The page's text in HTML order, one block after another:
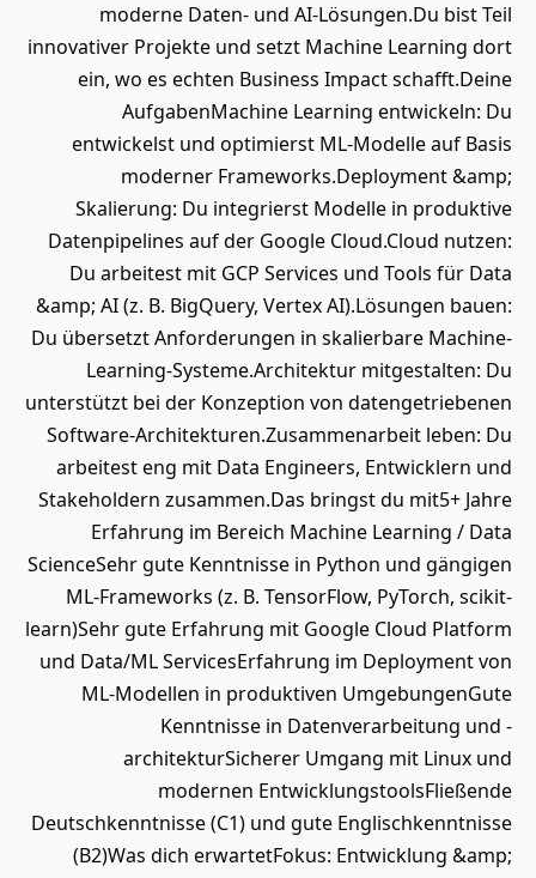
moderne Daten- und AI-Lösungen.Du bist Teil
innovativer Projekte und setzt Machine Learning dort
ein, wo es echten Business Impact schafft.Deine
AufgabenMachine Learning entwickeln: Du
entwickelst und optimierst ML-Modelle auf Basis
moderner Frameworks.Deployment &amp;
Skalierung: Du integrierst Modelle in produktive
Datenpipelines auf der Google Cloud.Cloud nutzen:
Du arbeitest mit GCP Services und Tools für Data
&amp; AI (z. B. BigQuery, Vertex AI).Lösungen bauen:
Du übersetzt Anforderungen in skalierbare Machine-
Learning-Systeme.Architektur mitgestalten: Du
unterstützt bei der Konzeption von datengetriebenen
Software-Architekturen.Zusammenarbeit leben: Du
arbeitest eng mit Data Engineers, Entwicklern und
Stakeholdern zusammen.Das bringst du mit5+ Jahre
Erfahrung im Bereich Machine Learning / Data
ScienceSehr gute Kenntnisse in Python und gängigen
ML-Frameworks (z. B. TensorFlow, PyTorch, scikit-
learn)Sehr gute Erfahrung mit Google Cloud Platform
und Data/ML ServicesErfahrung im Deployment von
ML-Modellen in produktiven UmgebungenGute
Kenntnisse in Datenverarbeitung und -
architekturSicherer Umgang mit Linux und
modernen EntwicklungstoolsFließende
Deutschkenntnisse (C1) und gute Englischkenntnisse
(B2)Was dich erwartetFokus: Entwicklung &amp;